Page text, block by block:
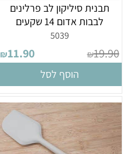
תבנית סיליקון לב פרלינים
לבבות אדום 14 שקעים
5039
₪19.90
₪11.90
הוסף לסל